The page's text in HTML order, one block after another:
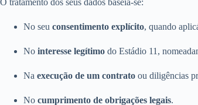
O tratamento dos seus dados baseia-se:
No seu consentimento explícito, quando
No interesse legítimo do Estádio 11,
Na execução de um contrato ou diligências
No cumprimento de obrigações legais.